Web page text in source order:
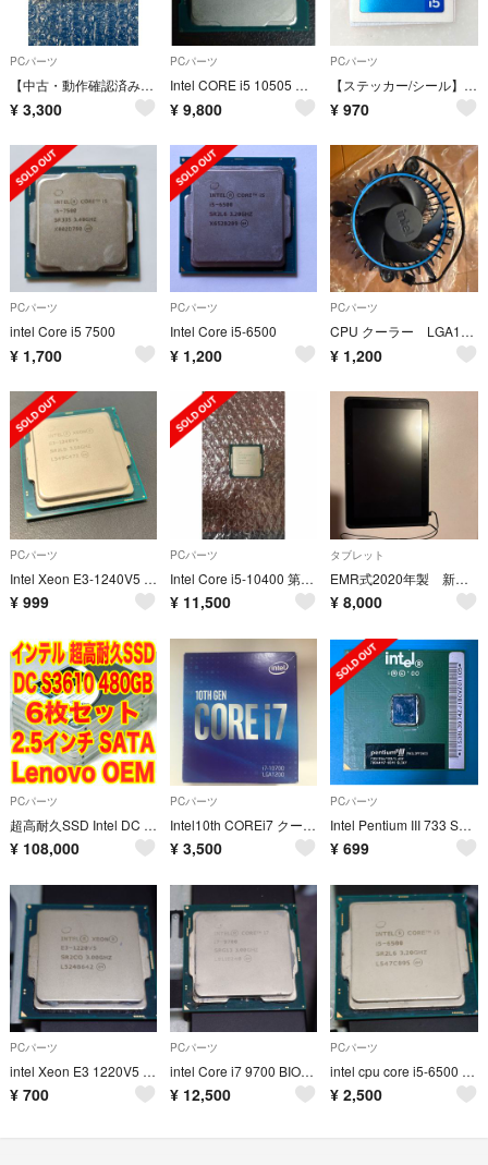
PCパーツ
【中古・動作確認済み】インテル M.2 NVMe SSD 256GB (SSDSCKKF256G8) 【正常率92％】（ラクマ376）
¥ 3,300
PCパーツ
Intel CORE i5 10505 微ジャンク
¥ 9,800
PCパーツ
【ステッカー/シール】インテル 第11/12/13/14世代 Core i5
¥ 970
PCパーツ
intel Core i5 7500
¥ 1,700
PCパーツ
Intel Core i5-6500
¥ 1,200
PCパーツ
CPU クーラー LGA1700 付属品
¥ 1,200
PCパーツ
Intel Xeon E3-1240V5 CPU 3.50GHz
¥ 999
PCパーツ
Intel Core i5-10400 第10世代 【動作確認済】
¥ 11,500
タブレット
EMR式2020年製 新しめ第8世代防水Q509お絵描きタブレット
¥ 8,000
PCパーツ
超高耐久SSD Intel DC S3610 480GB 6枚組 定価157万相当！2.5インチ SATA
¥ 108,000
PCパーツ
Intel10th COREi7 クーラーのみジャンク品ファン
¥ 3,500
PCパーツ
Intel Pentium III 733 SL3XY Socket 370 (中古)
¥ 699
PCパーツ
intel Xeon E3 1220V5 BIOS POST OK Core i5 6世代相当の性能
¥ 700
PCパーツ
intel Core i7 9700 BIOS POST OK CPUバルク
¥ 12,500
PCパーツ
intel cpu core i5-6500 lga1151 起動まで確認しました
¥ 2,500